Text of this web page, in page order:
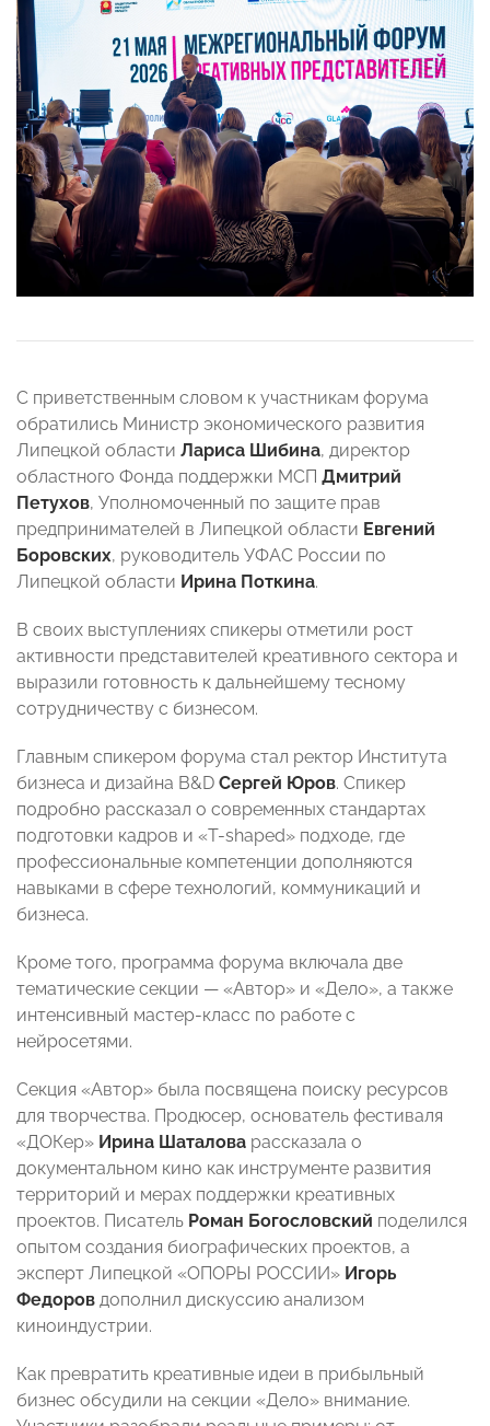
С приветственным словом к участникам форума
обратились Министр экономического развития
Липецкой области Лариса Шибина, директор
областного Фонда поддержки МСП Дмитрий
Петухов, Уполномоченный по защите прав
предпринимателей в Липецкой области Евгений
Боровских, руководитель УФАС России по
Липецкой области Ирина Поткина.
В своих выступлениях спикеры отметили рост
активности представителей креативного сектора и
выразили готовность к дальнейшему тесному
сотрудничеству с бизнесом.
Главным спикером форума стал ректор Института
бизнеса и дизайна B&D Сергей Юров. Спикер
подробно рассказал о современных стандартах
подготовки кадров и «T-shaped» подходе, где
профессиональные компетенции дополняются
навыками в сфере технологий, коммуникаций и
бизнеса.
Кроме того, программа форума включала две
тематические секции — «Автор» и «Дело», а также
интенсивный мастер-класс по работе с
нейросетями.
Секция «Автор» была посвящена поиску ресурсов
для творчества. Продюсер, основатель фестиваля
«ДОКер» Ирина Шаталова рассказала о
документальном кино как инструменте развития
территорий и мерах поддержки креативных
проектов. Писатель Роман Богословский поделился
опытом создания биографических проектов, а
эксперт Липецкой «ОПОРЫ РОССИИ» Игорь
Федоров дополнил дискуссию анализом
киноиндустрии.
Как превратить креативные идеи в прибыльный
бизнес обсудили на секции «Дело» внимание.